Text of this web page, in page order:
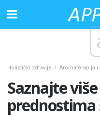
Holistički zdravlje Aromaterapija i
Saznajte
prednostima